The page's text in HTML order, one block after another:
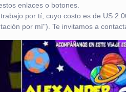
enlaces o botones.
por tí, cuyo costo es de US
por mí"). Te invitamos a